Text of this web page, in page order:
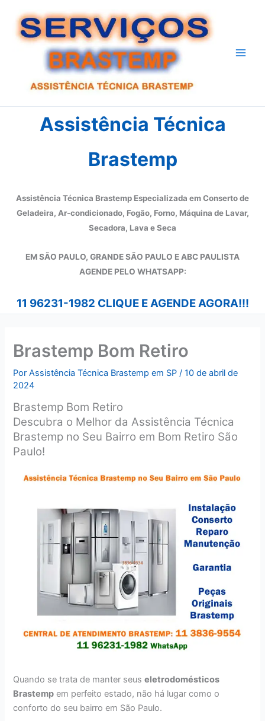
para
Assistência Técnica
Brastemp
Assistência Técnica Brastemp Especializada em Conserto de
Geladeira, Ar-condicionado, Fogão, Forno, Máquina de Lavar,
Secadora, Lava e Seca
EM SÃO PAULO, GRANDE SÃO PAULO E ABC PAULISTA
AGENDE PELO WHATSAPP:
11 96231-1982 CLIQUE E AGENDE AGORA!!!
Brastemp Bom Retiro
PorAssistência Técnica Brastemp em SP /10 de abril de
2024
Brastemp Bom Retiro
Descubra o Melhor da Assistência Técnica
Brastemp no Seu Bairro em Bom Retiro São
Paulo!
Quando se trata de manter seuseletrodomésticos
Brastemp em perfeito estado, não há lugar como o
conforto do seu bairro em São Paulo.